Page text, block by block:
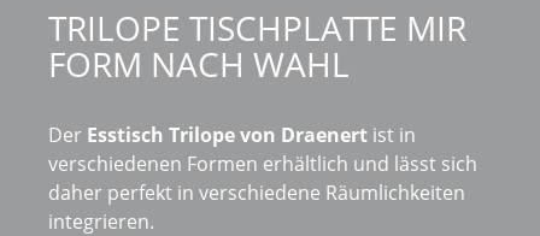
TRILOPE TISCHPLATTE MIR
FORM NACH WAHL
Der Esstisch Trilope von Draenert ist in
verschiedenen Formen erhältlich und lässt sich
daher perfekt in verschiedene Räumlichkeiten
integrieren.